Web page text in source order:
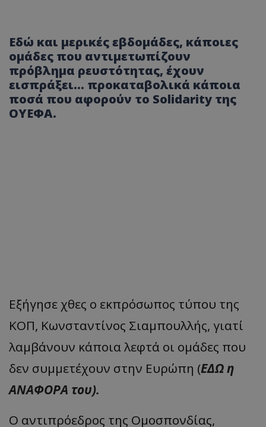
Εδώ και μερικές εβδομάδες, κάποιες
ομάδες που αντιμετωπίζουν
πρόβλημα ρευστότητας, έχουν
εισπράξει… προκαταβολικά κάποια
ποσά που αφορούν το Solidarity της
ΟΥΕΦΑ.
Εξήγησε χθες ο εκπρόσωπος τύπου της
ΚΟΠ, Κωνσταντίνος Σιαμπουλλής, γιατί
λαμβάνουν κάποια λεφτά οι ομάδες που
δεν συμμετέχουν στην Ευρώπη (ΕΔΩ η
ΑΝΑΦΟΡΑ του).
Ο αντιπρόεδρος της Ομοσπονδίας,